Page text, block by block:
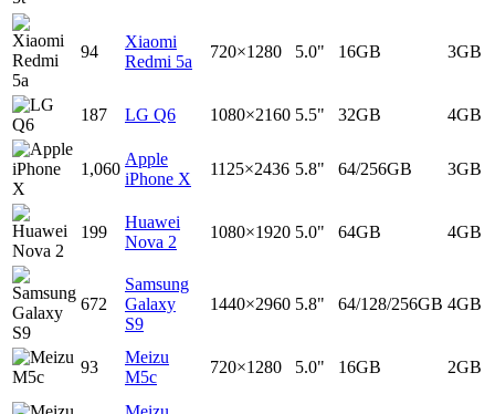
94
Xiaomi
Redmi 5a
720×1280 5.0" 16GB 3GB
187 LG Q6 1080×2160 5.5" 32GB 4GB
1,060
Apple
iPhone X
1125×2436 5.8" 64/256GB 3GB
199
Huawei
Nova 2
1080×1920 5.0" 64GB 4GB
672
Samsung
Galaxy
S9
1440×2960 5.8" 64/128/256GB 4GB
93
Meizu
M5c
720×1280 5.0" 16GB 2GB